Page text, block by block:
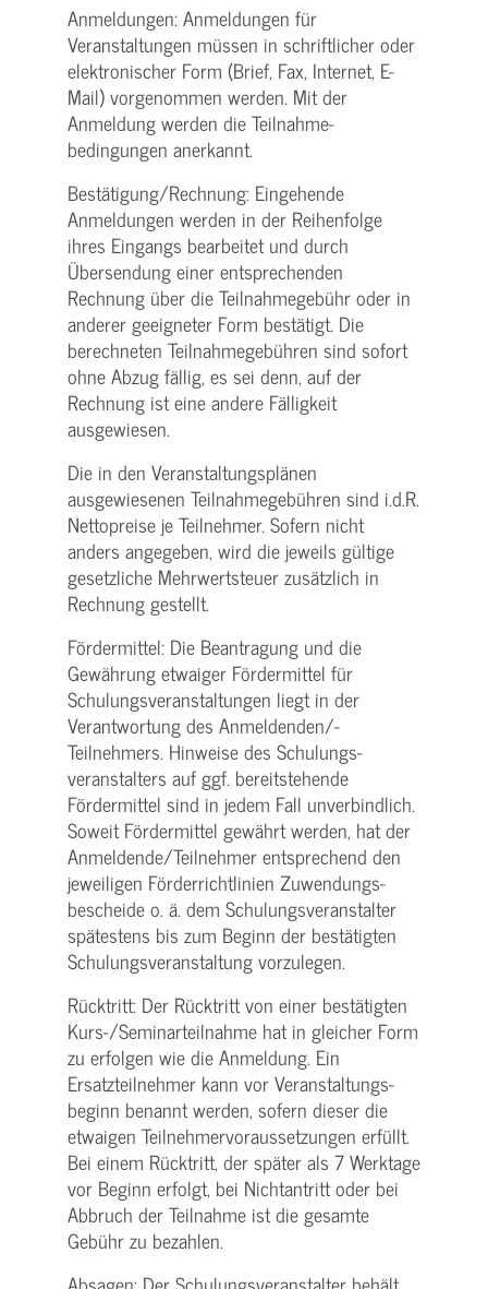
Anmeldungen: Anmeldungen für
Veranstaltungen müssen in schriftlicher oder
elektronischer Form (Brief, Fax, Internet, E-
Mail) vorgenommen werden. Mit der
Anmeldung werden die Teilnahme­
bedingungen anerkannt.
Bestätigung­/Rechnung: Eingehende
Anmeldungen werden in der Reihenfolge
ihres Eingangs bearbeitet und durch
Übersendung einer entsprechenden
Rechnung über die Teilnahmegebühr oder in
anderer geeigneter Form bestätigt. Die
berechneten Teilnahmegebühren sind sofort
ohne Abzug fällig, es sei denn, auf der
Rechnung ist eine andere Fälligkeit
ausgewiesen.
Die in den Veranstaltungsplänen
ausgewiesenen Teilnahmegebühren sind i.d.R.
Nettopreise je Teilnehmer. Sofern nicht
anders angegeben, wird die jeweils gültige
gesetzliche Mehrwertsteuer zusätzlich in
Rechnung gestellt.
Fördermittel: Die Beantragung und die
Gewährung etwaiger Fördermittel für
Schulungs­veranstaltungen liegt in der
Verantwortung des Anmeldenden/­
Teilnehmers. Hinweise des Schulungs­
veranstalters auf ggf. bereitstehende
Fördermittel sind in jedem Fall unverbindlich.
Soweit Fördermittel gewährt werden, hat der
Anmeldende/­Teilnehmer entsprechend den
jeweiligen Förderrichtlinien Zuwendungs­
bescheide o. ä. dem Schulungs­veranstalter
spätestens bis zum Beginn der bestätigten
Schulungs­veranstaltung vorzulegen.
Rücktritt: Der Rücktritt von einer bestätigten
Kurs-/­Seminarteilnahme hat in gleicher Form
zu erfolgen wie die Anmeldung. Ein
Ersatzteilnehmer kann vor Veranstaltungs­
beginn benannt werden, sofern dieser die
etwaigen Teilnehmer­voraussetzungen erfüllt.
Bei einem Rücktritt, der später als 7 Werktage
vor Beginn erfolgt, bei Nichtantritt oder bei
Abbruch der Teilnahme ist die gesamte
Gebühr zu bezahlen.